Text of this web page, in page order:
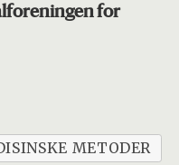
for
METODER